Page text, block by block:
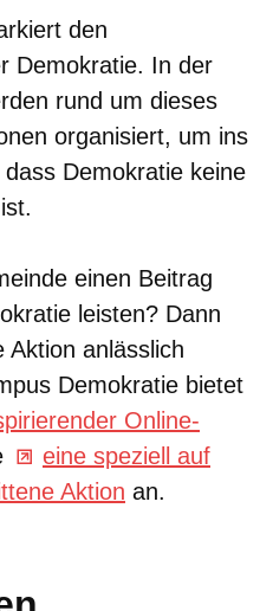
den
Demokratie. In der
rund um dieses
organisiert, um ins
Demokratie keine
einen Beitrag
leisten? Dann
Aktion anlässlich
Demokratie bietet
Online-
eine speziell auf
Aktion an.